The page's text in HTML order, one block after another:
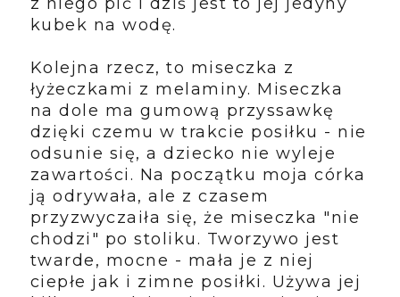
kubek na wodę.
Kolejna rzecz, to miseczka z
łyżeczkami z melaminy. Miseczka
na dole ma gumową przyssawkę
dzięki czemu w trakcie posiłku - nie
odsunie się, a dziecko nie wyleje
zawartości. Na początku moja córka
ją odrywała, ale z czasem
przyzwyczaiła się, że miseczka "nie
chodzi" po stoliku. Tworzywo jest
twarde, mocne - mała je z niej
ciepłe jak i zimne posiłki. Używa jej